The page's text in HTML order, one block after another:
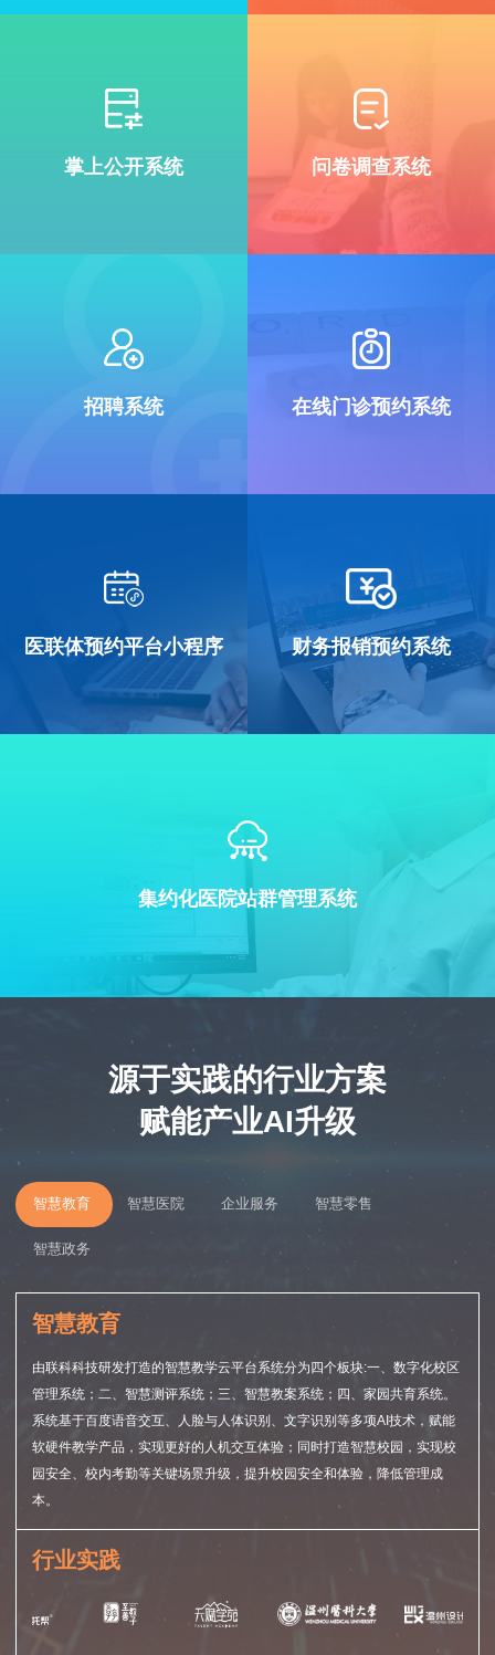
掌上公开系统 问卷调查系统
招聘系统 在线门诊预约系统
医联体预约平台小程序 财务报销预约系统
集约化医院站群管理系统
源于实践的行业方案
赋能产业AI升级
智慧教育 智慧医院 企业服务 智慧零售
智慧政务
智慧教育
由联科科技研发打造的智慧教学云平台系统分为四个板块:一、数字化校区
管理系统；二、智慧测评系统；三、智慧教案系统；四、家园共育系统。
系统基于百度语音交互、人脸与人体识别、文字识别等多项AI技术，赋能
软硬件教学产品，实现更好的人机交互体验；同时打造智慧校园，实现校
园安全、校内考勤等关键场景升级，提升校园安全和体验，降低管理成
本。
行业实践